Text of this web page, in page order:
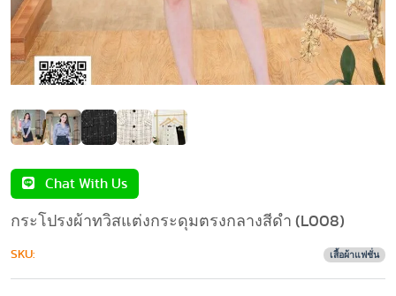
Chat With Us
กระโปรงผ้าทวิสแต่งกระดุมตรงกลางสีดำ (L008)
SKU: เสื้อผ้าแฟชั่น